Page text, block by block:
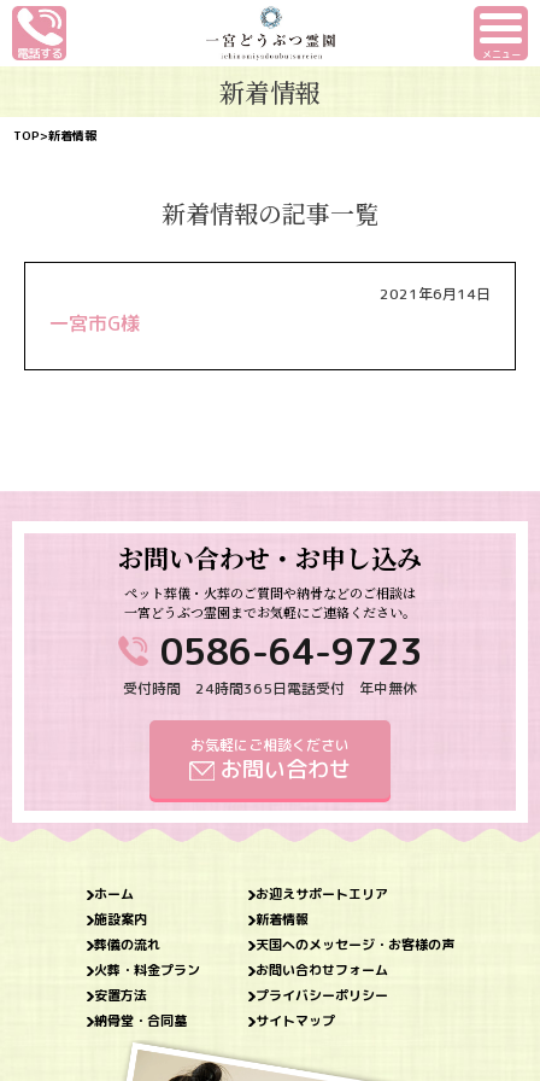
メニュー
新着情報
TOP>新着情報
新着情報の記事一覧
2021年6月14日
一宮市G様
お問い合わせ・お申し込み
ペット葬儀・火葬のご質問や納骨などのご相談は
一宮どうぶつ霊園までお気軽にご連絡ください。
0586-64-9723
受付時間 24時間365日電話受付 年中無休
お気軽にご相談ください
お問い合わせ
ホーム
施設案内
葬儀の流れ
火葬・料金プラン
安置方法
納骨堂・合同墓
お迎えサポートエリア
新着情報
天国へのメッセージ・お客様の声
お問い合わせフォーム
プライバシーポリシー
サイトマップ